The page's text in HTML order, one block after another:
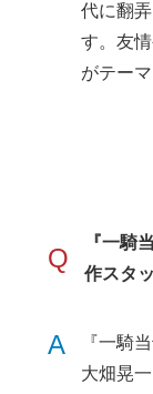
代に翻
す。友
がテー
Q
『一騎
作スタ
A
『一騎
大畑晃